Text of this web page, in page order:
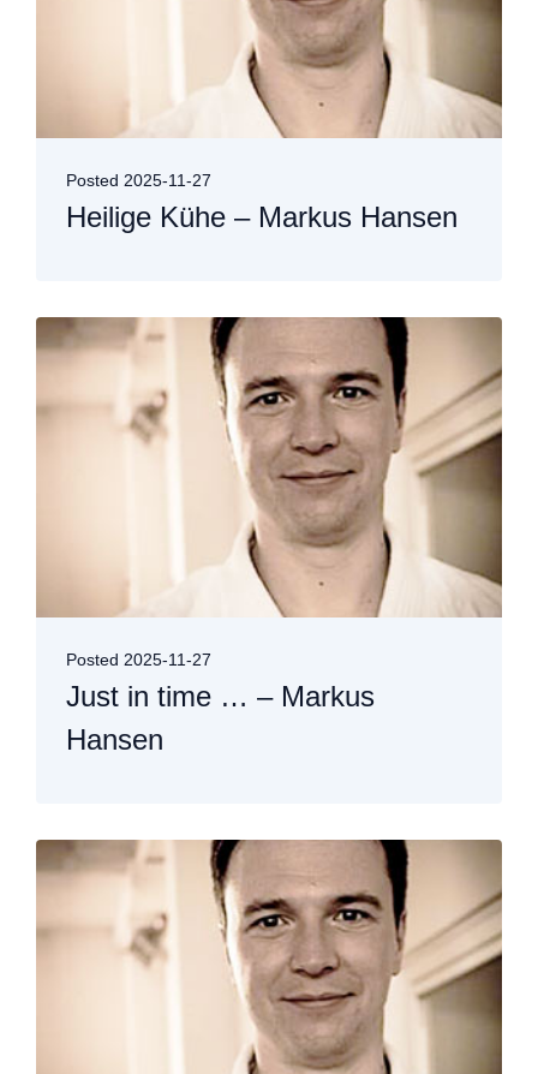
Posted 2025-11-27
Heilige Kühe – Markus Hansen
Posted 2025-11-27
Just in time … – Markus
Hansen